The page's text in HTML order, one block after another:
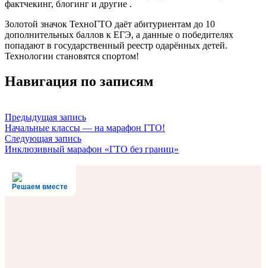
фактчекинг, блогинг и другие .
Золотой значок ТехноГТО даёт абитуриентам до 10
дополнительных баллов к ЕГЭ, а данные о победителях
попадают в государственный реестр одарённых детей.
Технологии становятся спортом!
Навигация по записям
Предыдущая запись
Начальные классы — на марафон ГТО!
Следующая запись
Инклюзивный марафон «ГТО без границ»
Решаем вместе